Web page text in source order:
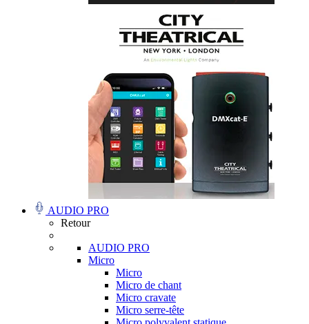
AUDIO PRO
Retour
AUDIO PRO
Micro
Micro
Micro de chant
Micro cravate
Micro serre-tête